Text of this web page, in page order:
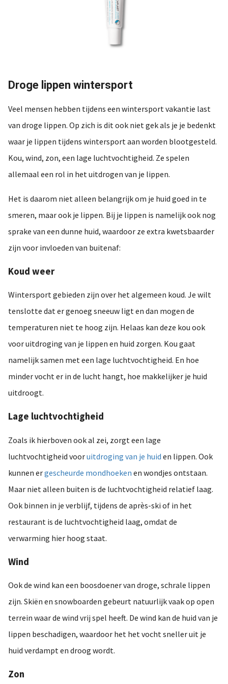
Droge lippen wintersport
Veel mensen hebben tijdens een wintersport vakantie last
van droge lippen. Op zich is dit ook niet gek als je je bedenkt
waar je lippen tijdens wintersport aan worden blootgesteld.
Kou, wind, zon, een lage luchtvochtigheid. Ze spelen
allemaal een rol in het uitdrogen van je lippen.
Het is daarom niet alleen belangrijk om je huid goed in te
smeren, maar ook je lippen. Bij je lippen is namelijk ook nog
sprake van een dunne huid, waardoor ze extra kwetsbaarder
zijn voor invloeden van buitenaf:
Koud weer
Wintersport gebieden zijn over het algemeen koud. Je wilt
tenslotte dat er genoeg sneeuw ligt en dan mogen de
temperaturen niet te hoog zijn. Helaas kan deze kou ook
voor uitdroging van je lippen en huid zorgen. Kou gaat
namelijk samen met een lage luchtvochtigheid. En hoe
minder vocht er in de lucht hangt, hoe makkelijker je huid
uitdroogt.
Lage luchtvochtigheid
Zoals ik hierboven ook al zei, zorgt een lage
luchtvochtigheid vooruitdroging van je huid en lippen. Ook
kunnen ergescheurde mondhoeken en wondjes ontstaan.
Maar niet alleen buiten is de luchtvochtigheid relatief laag.
Ook binnen in je verblijf, tijdens de après-ski of in het
restaurant is de luchtvochtigheid laag, omdat de
verwarming hier hoog staat.
Wind
Ook de wind kan een boosdoener van droge, schrale lippen
zijn. Skiën en snowboarden gebeurt natuurlijk vaak op open
terrein waar de wind vrij spel heeft. De wind kan de huid van je
lippen beschadigen, waardoor het het vocht sneller uit je
huid verdampt en droog wordt.
Zon